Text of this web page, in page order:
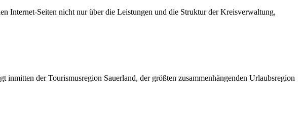
Internet-Seiten nicht nur über die Leistungen und die Struktur der Kreisverwaltung,
der Tourismusregion Sauerland, der größten zusammenhängenden Urlaubsregion